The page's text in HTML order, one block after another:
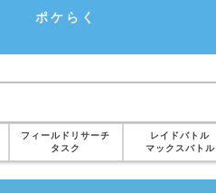
ポケらく
フィールドリサーチ
タスク
レイドバトル
マックスバトル